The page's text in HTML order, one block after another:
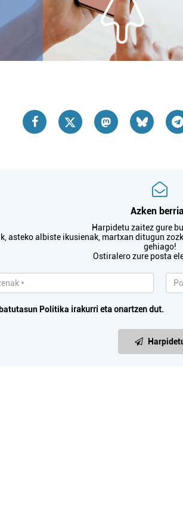
Azken
Harpidetu zaitez gure
asteko albiste ikusienak, martxan ditugun
gehiago!
Ostiralero zure posta
Politika irakurri eta onartzen dut.